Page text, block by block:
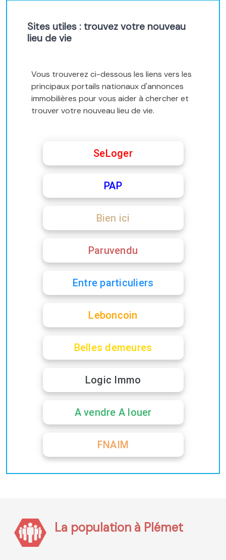
Sites utiles : trouvez votre nouveau
lieu de vie
Vous trouverez ci-dessous les liens vers les
principaux portails nationaux d'annonces
immobilières pour vous aider à chercher et
trouver votre nouveau lieu de vie.
SeLoger
PAP
Bien ici
Paruvendu
Entre particuliers
Leboncoin
Belles demeures
Logic Immo
A vendre A louer
FNAIM
La population à Plémet